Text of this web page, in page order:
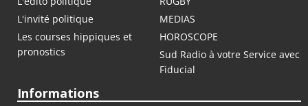
L'invité politique
MEDIAS
Les courses hippiques et
pronostics
HOROSCOPE
Sud Radio à votre Service avec
Fiducial
Informations